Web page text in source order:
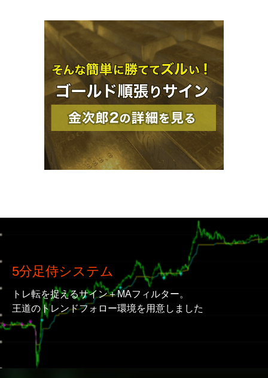
5分足侍システム
トレ転を捉えるサイン＋MAフィルター。
王道のトレンドフォロー環境を用意しました